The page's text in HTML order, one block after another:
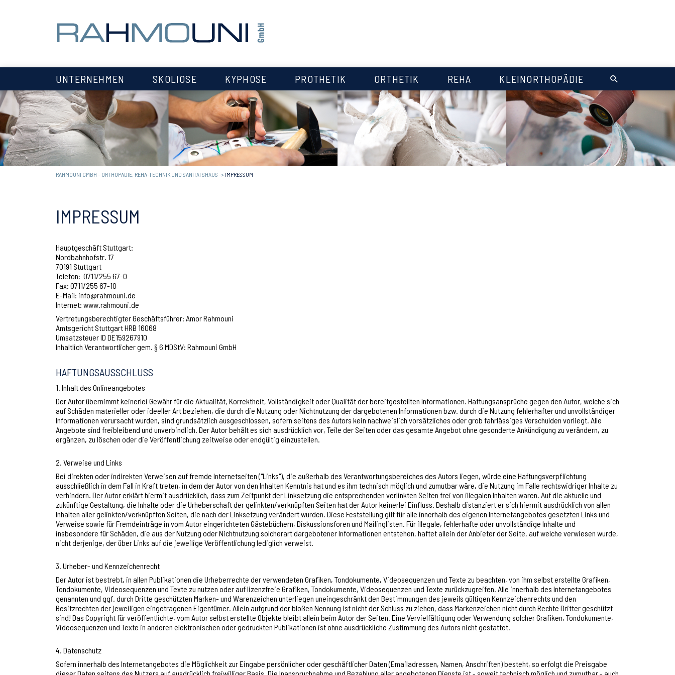
UNTERNEHMEN SKOLIOSE KYPHOSE PROTHETIK ORTHETIK REHA KLEINORTHOPÄDIE
RAHMOUNI GMBH – ORTHOPÄDIE, REHA-TECHNIK UND SANITÄTSHAUS -> IMPRESSUM
IMPRESSUM
Hauptgeschäft Stuttgart:
Nordbahnhofstr. 17
70191 Stuttgart
Telefon: 0711/255 67-0
Fax: 0711/255 67-10
E-Mail: info@rahmouni.de
Internet: www.rahmouni.de
Vertretungsberechtigter Geschäftsführer: Amor Rahmouni
Amtsgericht Stuttgart HRB 16068
Umsatzsteuer ID DE159267910
Inhaltlich Verantwortlicher gem. § 6 MDStV: Rahmouni GmbH
HAFTUNGSAUSSCHLUSS
1. Inhalt des Onlineangebotes
Der Autor übernimmt keinerlei Gewähr für die Aktualität, Korrektheit, Vollständigkeit oder Qualität der bereitgestellten Informationen. Haftungsansprüche gegen den Autor, welche sich
auf Schäden materieller oder ideeller Art beziehen, die durch die Nutzung oder Nichtnutzung der dargebotenen Informationen bzw. durch die Nutzung fehlerhafter und unvollständiger
Informationen verursacht wurden, sind grundsätzlich ausgeschlossen, sofern seitens des Autors kein nachweislich vorsätzliches oder grob fahrlässiges Verschulden vorliegt. Alle
Angebote sind freibleibend und unverbindlich. Der Autor behält es sich ausdrücklich vor, Teile der Seiten oder das gesamte Angebot ohne gesonderte Ankündigung zu verändern, zu
ergänzen, zu löschen oder die Veröffentlichung zeitweise oder endgültig einzustellen.
2. Verweise und Links
Bei direkten oder indirekten Verweisen auf fremde Internetseiten ("Links"), die außerhalb des Verantwortungsbereiches des Autors liegen, würde eine Haftungsverpflichtung
ausschließlich in dem Fall in Kraft treten, in dem der Autor von den Inhalten Kenntnis hat und es ihm technisch möglich und zumutbar wäre, die Nutzung im Falle rechtswidriger Inhalte zu
verhindern. Der Autor erklärt hiermit ausdrücklich, dass zum Zeitpunkt der Linksetzung die entsprechenden verlinkten Seiten frei von illegalen Inhalten waren. Auf die aktuelle und
zukünftige Gestaltung, die Inhalte oder die Urheberschaft der gelinkten/verknüpften Seiten hat der Autor keinerlei Einfluss. Deshalb distanziert er sich hiermit ausdrücklich von allen
Inhalten aller gelinkten/verknüpften Seiten, die nach der Linksetzung verändert wurden. Diese Feststellung gilt für alle innerhalb des eigenen Internetangebotes gesetzten Links und
Verweise sowie für Fremdeinträge in vom Autor eingerichteten Gästebüchern, Diskussionsforen und Mailinglisten. Für illegale, fehlerhafte oder unvollständige Inhalte und
insbesondere für Schäden, die aus der Nutzung oder Nichtnutzung solcherart dargebotener Informationen entstehen, haftet allein der Anbieter der Seite, auf welche verwiesen wurde,
nicht derjenige, der über Links auf die jeweilige Veröffentlichung lediglich verweist.
3. Urheber- und Kennzeichenrecht
Der Autor ist bestrebt, in allen Publikationen die Urheberrechte der verwendeten Grafiken, Tondokumente, Videosequenzen und Texte zu beachten, von ihm selbst erstellte Grafiken,
Tondokumente, Videosequenzen und Texte zu nutzen oder auf lizenzfreie Grafiken, Tondokumente, Videosequenzen und Texte zurückzugreifen. Alle innerhalb des Internetangebotes
genannten und ggf. durch Dritte geschützten Marken- und Warenzeichen unterliegen uneingeschränkt den Bestimmungen des jeweils gültigen Kennzeichenrechts und den
Besitzrechten der jeweiligen eingetragenen Eigentümer. Allein aufgrund der bloßen Nennung ist nicht der Schluss zu ziehen, dass Markenzeichen nicht durch Rechte Dritter geschützt
sind! Das Copyright für veröffentlichte, vom Autor selbst erstellte Objekte bleibt allein beim Autor der Seiten. Eine Vervielfältigung oder Verwendung solcher Grafiken, Tondokumente,
Videosequenzen und Texte in anderen elektronischen oder gedruckten Publikationen ist ohne ausdrückliche Zustimmung des Autors nicht gestattet.
4. Datenschutz
Sofern innerhalb des Internetangebotes die Möglichkeit zur Eingabe persönlicher oder geschäftlicher Daten (Emailadressen, Namen, Anschriften) besteht, so erfolgt die Preisgabe